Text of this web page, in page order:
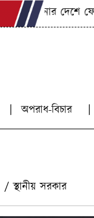
দেশে ফেরার
অপরাধ-বিচার
/স্থানীয় সরকার